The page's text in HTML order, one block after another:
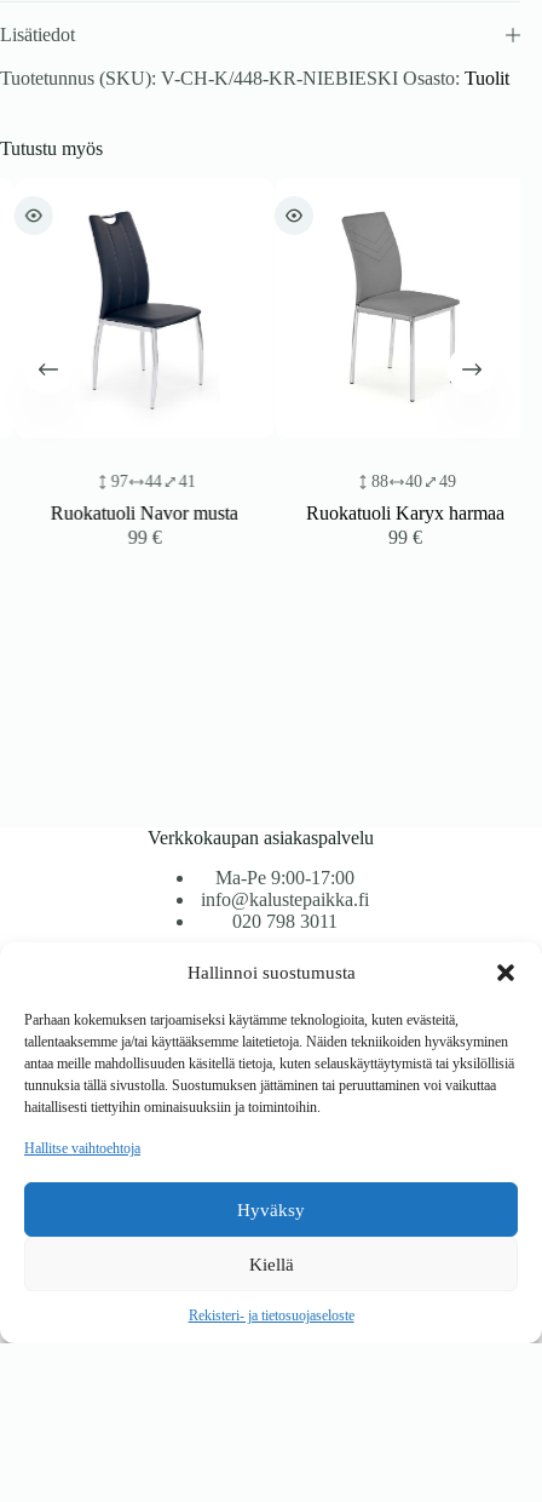
Hallinnoi suostumusta
Parhaan kokemuksen tarjoamiseksi käytämme teknologioita, kuten evästeitä,
tallentaaksemme ja/tai käyttääksemme laitetietoja. Näiden tekniikoiden hyväksyminen
antaa meille mahdollisuuden käsitellä tietoja, kuten selauskäyttäytymistä tai yksilöllisiä
tunnuksia tällä sivustolla. Suostumuksen jättäminen tai peruuttaminen voi vaikuttaa
haitallisesti tiettyihin ominaisuuksiin ja toimintoihin.
Hallitse vaihtoehtoja
Hyväksy
Kiellä
Rekisteri- ja tietosuojaseloste
Lisätiedot
Tuotetunnus (SKU): V-CH-K/448-KR-NIEBIESKI Osasto: Tuolit
Tutustu myös
97 44 41
Ruokatuoli Navor musta
99€
88 40 49
Ruokatuoli Karyx harmaa
99€
Verkkokaupan asiakaspalvelu
Ma-Pe 9:00-17:00
info@kalustepaikka.fi
020 798 3011
Tavarantoimitus / Maksutavat
Toimitustavat
Maksutavat
Vaihto ja palautus
Reklamaatiot
Copyright © 2026 Kalustepaikka